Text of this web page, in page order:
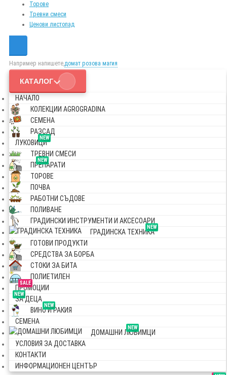
Торове
Тревни смеси
Ценови листопад
Например напишете,домат розова магия
КАТАЛОГ
НАЧАЛО
КОЛЕКЦИИ AGROGRADINA
СЕМЕНА
РАЗСАД
NEW
ЛУКОВИЦИ
ТРЕВНИ СМЕСИ
NEW
ПРЕПАРАТИ
ТОРОВЕ
ПОЧВА
РАБОТНИ СЪДОВЕ
ПОЛИВАНЕ
ГРАДИНСКИ ИНСТРУМЕНТИ И АКСЕСОАРИ
NEW
ГРАДИНСКА ТЕХНИКА
ГОТОВИ ПРОДУКТИ
СРЕДСТВА ЗА БОРБА
СТОКИ ЗА БИТА
ПОЛИЕТИЛЕН
SALE
ПРОМОЦИИ
NEW
ЗА ДЕЦА
NEW
ВИНО И РАКИЯ
СЕМЕНА
NEW
ДОМАШНИ ЛЮБИМЦИ
УСЛОВИЯ ЗА ДОСТАВКА
КОНТАКТИ
ИНФОРМАЦИОНЕН ЦЕНТЪР